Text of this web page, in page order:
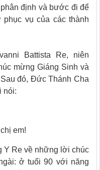
định và bước đi để
vụ của các thành
Battista Re, niên
mừng Giáng Sinh và
đó, Đức Thánh Cha
nói:
em!
Y Re về những lời chúc
ở tuổi 90 với năng